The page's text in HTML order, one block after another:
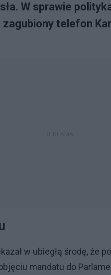
W sprawie
telefon
w ubiegłą środę, że
mandatu do